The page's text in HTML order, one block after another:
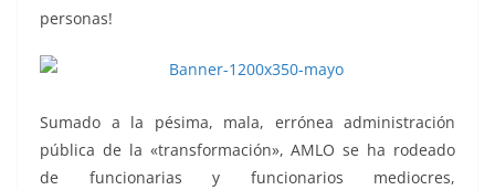
personas!
Sumado a la pésima, mala, errónea administración
pública de la «transformación», AMLO se ha rodeado
de funcionarias y funcionarios mediocres,